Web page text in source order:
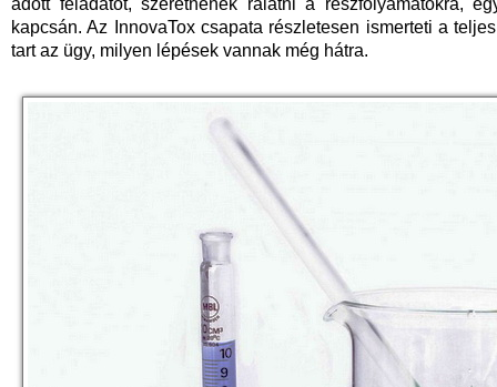
adott feladatot, szeretnének rálátni a részfolyamatokra,
kapcsán. Az InnovaTox csapata részletesen ismerteti a
tart az ügy, milyen lépések vannak még hátra.